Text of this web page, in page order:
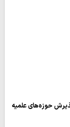
حوزه‌های علمیه